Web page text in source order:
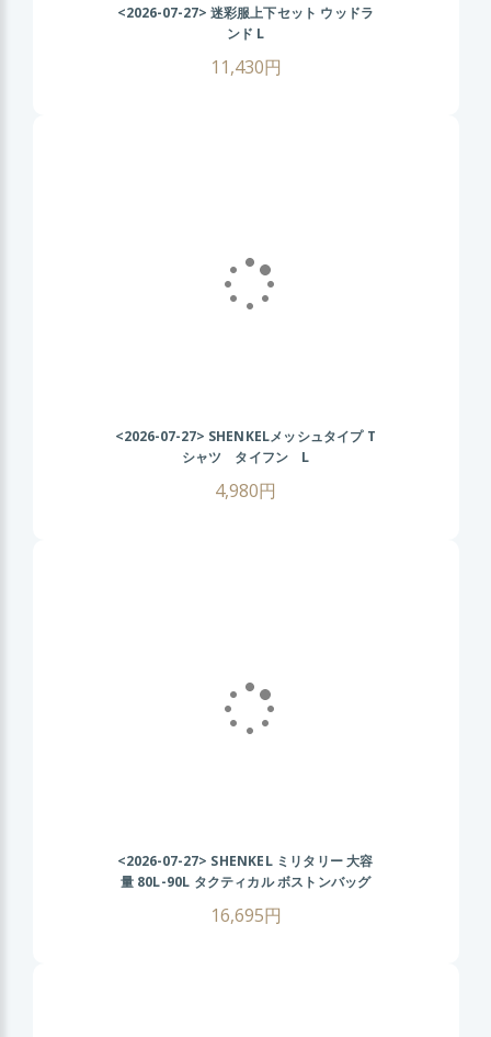
<2026-07-27> 迷彩服上下セット ウッドラ
ンド L
11,430円
<2026-07-27> SHENKELメッシュタイプ T
シャツ タイフン L
4,980円
<2026-07-27> SHENKEL ミリタリー 大容
量 80L-90L タクティカル ボストンバッグ
サバゲー サバイバルゲーム
16,695円